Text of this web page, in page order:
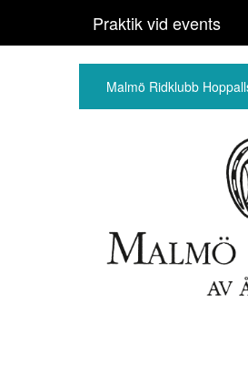
Praktik vid events
Malmö Ridklubb